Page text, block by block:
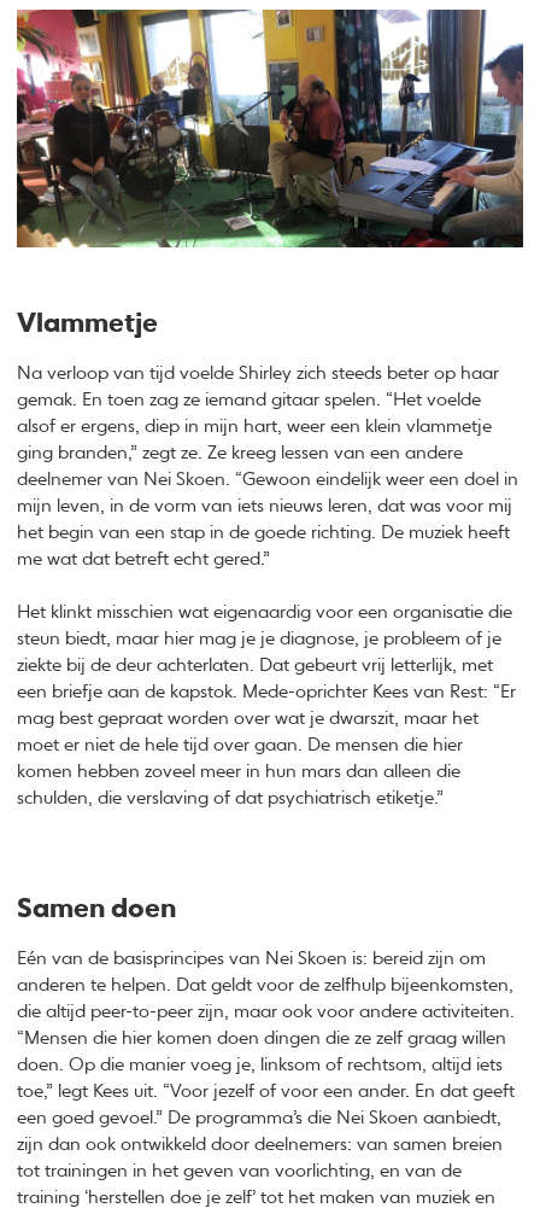
Vlammetje
Na verloop van tijd voelde Shirley zich steeds beter op haar
gemak. En toen zag ze iemand gitaar spelen. “Het voelde
alsof er ergens, diep in mijn hart, weer een klein vlammetje
ging branden,” zegt ze. Ze kreeg lessen van een andere
deelnemer van Nei Skoen. “Gewoon eindelijk weer een doel in
mijn leven, in de vorm van iets nieuws leren, dat was voor mij
het begin van een stap in de goede richting. De muziek heeft
me wat dat betreft echt gered.”
Het klinkt misschien wat eigenaardig voor een organisatie die
steun biedt, maar hier mag je je diagnose, je probleem of je
ziekte bij de deur achterlaten. Dat gebeurt vrij letterlijk, met
een briefje aan de kapstok. Mede-oprichter Kees van Rest: “Er
mag best gepraat worden over wat je dwarszit, maar het
moet er niet de hele tijd over gaan. De mensen die hier
komen hebben zoveel meer in hun mars dan alleen die
schulden, die verslaving of dat psychiatrisch etiketje.”
Samen doen
Eén van de basisprincipes van Nei Skoen is: bereid zijn om
anderen te helpen. Dat geldt voor de zelfhulp bijeenkomsten,
die altijd peer-to-peer zijn, maar ook voor andere activiteiten.
“Mensen die hier komen doen dingen die ze zelf graag willen
doen. Op die manier voeg je, linksom of rechtsom, altijd iets
toe,” legt Kees uit. “Voor jezelf of voor een ander. En dat geeft
een goed gevoel.” De programma’s die Nei Skoen aanbiedt,
zijn dan ook ontwikkeld door deelnemers: van samen breien
tot trainingen in het geven van voorlichting, en van de
training ‘herstellen doe je zelf’ tot het maken van muziek en